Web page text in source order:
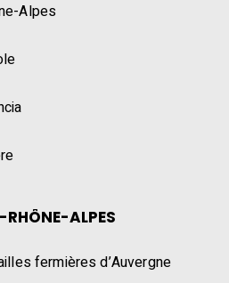
Alpes
RHÔNE-ALPES
fermières d’Auvergne